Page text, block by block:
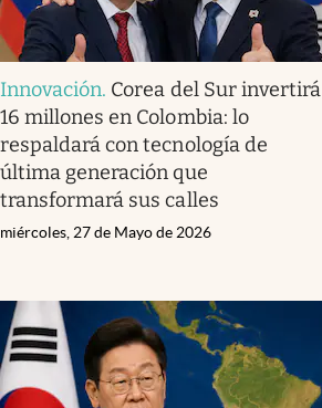
Innovación. Corea del Sur invertirá
16 millones en Colombia: lo
respaldará con tecnología de
última generación que
transformará sus calles
miércoles, 27 de Mayo de 2026